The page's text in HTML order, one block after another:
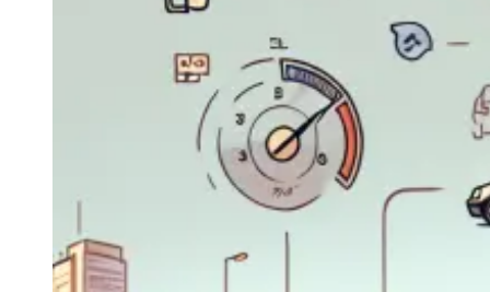
Navigatie Duster 2011
Navigatie Duster 2019
Audi
Navigatie Audi A3 8p
Navigatie Audi A4
Navigatie Audi A4 B6
Navigatie Audi A4 B7
Navigatie Audi A4 B8
Navigatie Audi A5
Navigatie Audi A6 C5
Navigatie Audi A6 C6
Navigatie Audi A6 C7
Navigatie Audi Q5